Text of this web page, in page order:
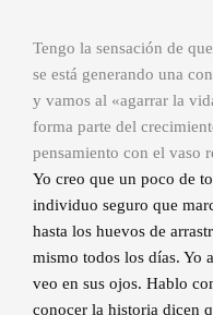
Tengo la sensación de
se está generando una
y vamos al «agarrar la
forma parte del
pensamiento con el vaso
Yo creo que un poco de
individuo seguro que
hasta los huevos de
mismo todos los días. Yo
veo en sus ojos. Hablo
conocer la historia dicen